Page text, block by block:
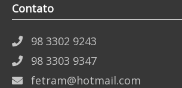
Contato
98 3302 9243
98 3303 9347
fetram@hotmail.com